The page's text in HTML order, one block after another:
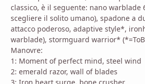
classico, è il seguente: nano warblade
scegliere il solito umano), spadone a
attacco poderoso, adaptive style*,
warblade), stormguard warrior*
Manovre:
1: Moment of perfect mind, steel wind
2: emerald razor, wall of blades